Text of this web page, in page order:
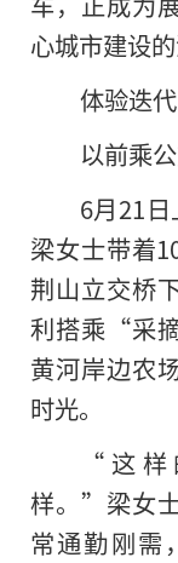
心城市建设的
体验迭代
以前乘
6月21
梁女士带着
荆山立交桥
利搭乘“采
黄河岸边农
时光。
“这
样。”梁女
常通勤刚需